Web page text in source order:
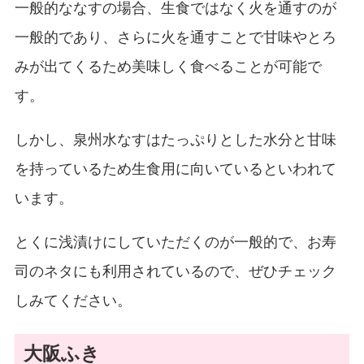
一般的ななすの場合、生食ではなく火を通すのが
一般的であり、さらに火を通すことで甘味やとろ
みが出てくるため美味しく食べることが可能で
す。
しかし、泉州水なすはたっぷりとした水分と甘味
を持っているため生食用に向いているといわれて
います。
とくに浅漬けにしていただくのが一般的で、お寿
司のネタにも利用されているので、ぜひチェック
しみてください。
大阪ふき